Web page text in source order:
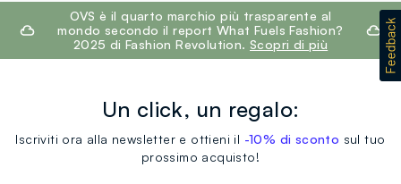
footer.ariatitleOVS è il quarto marchio più trasparente al
mondo secondo il report What Fuels Fashion?
2025 di Fashion Revolution. Scopri di più
Un click, un regalo:
Iscriviti ora alla newsletter e ottieni il -10% di sconto sul tuo
prossimo acquisto!